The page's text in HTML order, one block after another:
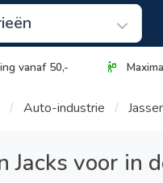
vanaf 50,-
Auto-industrie
Jacks voor in